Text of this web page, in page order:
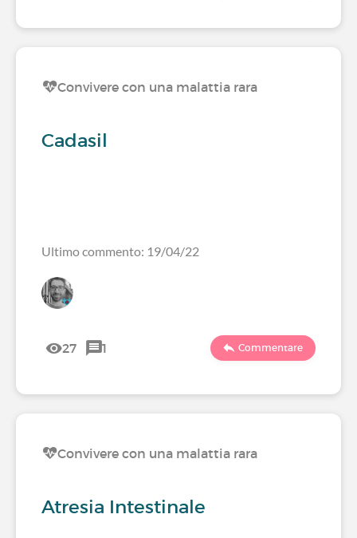
Convivere con una malattia rara
Cadasil
Ultimo commento: 19/04/22
27 1 Commentare
Convivere con una malattia rara
Atresia Intestinale